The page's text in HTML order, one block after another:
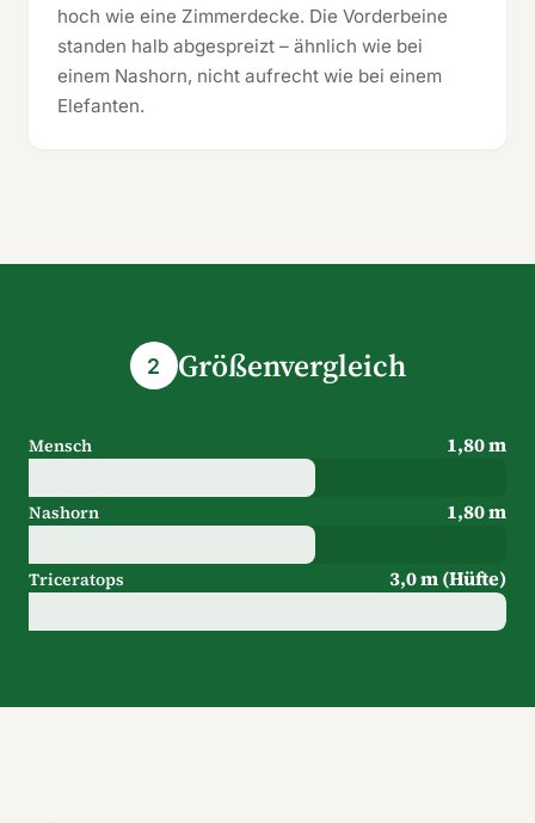
hoch wie eine Zimmerdecke. Die Vorderbeine
standen halb abgespreizt – ähnlich wie bei
einem Nashorn, nicht aufrecht wie bei einem
Elefanten.
2 Größenvergleich
Mensch 1,80 m
Nashorn 1,80 m
Triceratops 3,0 m (Hüfte)